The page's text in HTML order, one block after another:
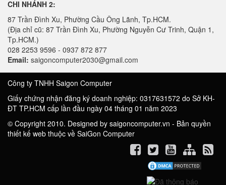
CHI NHÁNH 2:
87 Trần Đình Xu, Phường Cầu Ông Lãnh, Tp.HCM.
(Địa chỉ cũ: 87 Trần Đình Xu, Phường Nguyễn Cư Trinh, Quận 1,
Tp.HCM.)
028 2253 9596 - 0937 872 877
Email: saigoncomputer2030@gmail.com
Công ty TNHH Saigon Computer
Giấy chứng nhận đăng ký doanh nghiệp: 0317631572 do Sở KH-
ĐT TP.HCM cấp lần đầu ngày 04 tháng 01 năm 2023
© Copyright 2010. Designed by saigoncomputer.vn - Bản quyền
thiết kế web thuộc về SaiGon Computer